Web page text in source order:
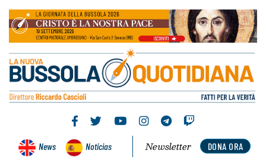
News Noticias DONA ORA
Newsletter